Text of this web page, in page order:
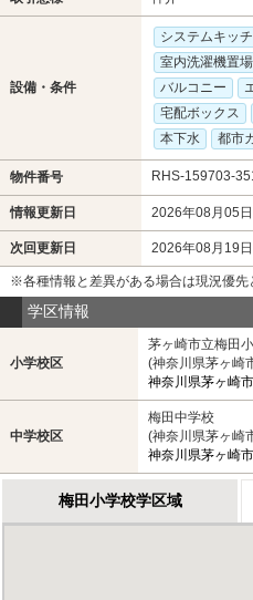
設備・条件
システムキッ
室内洗濯機置場
バルコニー
宅配ボックス
本下水
都市
物件番号 RHS-159703-
情報更新日 2026年08月05日
次回更新日 2026年08月19日
※各種情報と差異がある場合は現況優先
学区情報
小学校区
茅ヶ崎市立梅田
(神奈川県茅ヶ崎
神奈川県茅ヶ崎
中学校区
梅田中学校
(神奈川県茅ヶ崎
神奈川県茅ヶ崎
梅田小学校学区域